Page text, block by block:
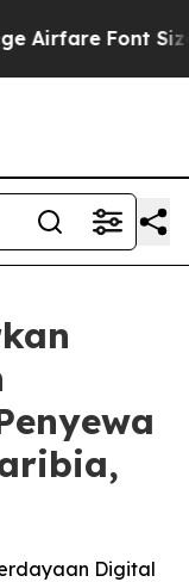
Font Sizes.
Digital